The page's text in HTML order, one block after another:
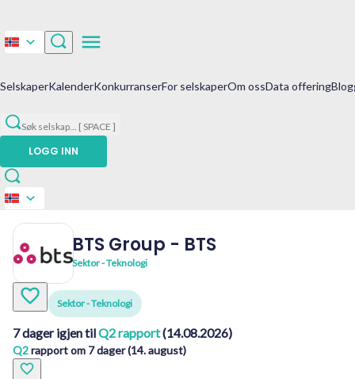
SelskaperKalenderKonkurranserFor selskaperOm ossData offering
Søk selskap... [ SPACE ]
LOGG INN
BTS Group - BTS
Sektor - Teknologi
Sektor - Teknologi
7 dager igjen tilQ2 rapport(14.08.2026)
Q2rapport om 7 dager (14. august)